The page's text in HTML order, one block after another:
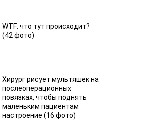
WTF: что тут происходит?
(42 фото)
Хирург рисует мультяшек на
послеоперационных
повязках, чтобы поднять
маленьким пациентам
настроение (16 фото)